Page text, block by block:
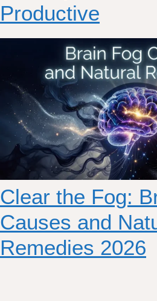
Productive
Clear the Fog:
Causes and
Remedies 2026